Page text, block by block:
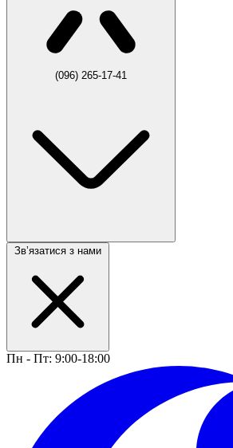
(096) 265-17-41
Звʼязатися з нами
Пн - Пт: 9:00-18:00